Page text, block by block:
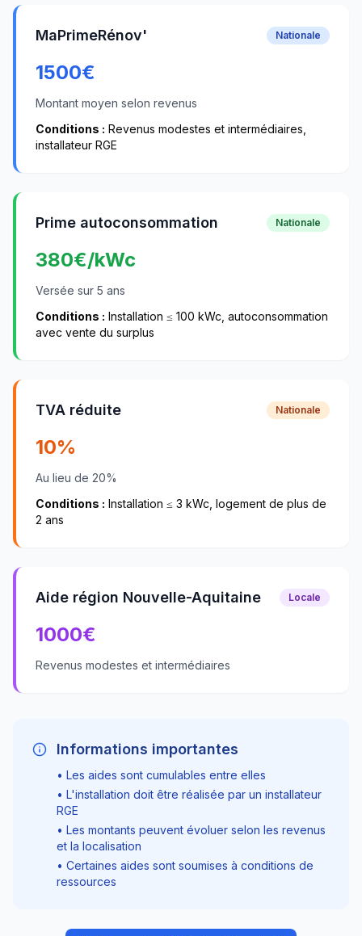
MaPrimeRénov' Nationale
1500€
Montant moyen selon revenus
Conditions : Revenus modestes et intermédiaires,
installateur RGE
Prime autoconsommation Nationale
380€/kWc
Versée sur 5 ans
Conditions : Installation ≤ 100 kWc, autoconsommation
avec vente du surplus
TVA réduite Nationale
10%
Au lieu de 20%
Conditions : Installation ≤ 3 kWc, logement de plus de
2 ans
Aide région Nouvelle-Aquitaine Locale
1000€
Revenus modestes et intermédiaires
Informations importantes
• Les aides sont cumulables entre elles
• L'installation doit être réalisée par un installateur
RGE
• Les montants peuvent évoluer selon les revenus
et la localisation
• Certaines aides sont soumises à conditions de
ressources